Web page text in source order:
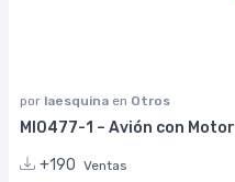
por laesquina en Otros
MI0477-1 – Avión con Motor
+190 Ventas